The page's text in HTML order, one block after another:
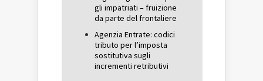
gli impatriati – fruizione
da parte del frontaliere
Agenzia Entrate: codici
tributo per l’imposta
sostitutiva sugli
incrementi retributivi